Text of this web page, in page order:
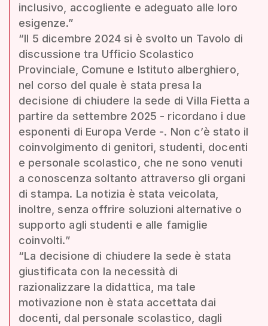
inclusivo, accogliente e adeguato alle loro
esigenze.”
“Il 5 dicembre 2024 si è svolto un Tavolo di
discussione tra Ufficio Scolastico
Provinciale, Comune e Istituto alberghiero,
nel corso del quale è stata presa la
decisione di chiudere la sede di Villa Fietta a
partire da settembre 2025 - ricordano i due
esponenti di Europa Verde -. Non c’è stato il
coinvolgimento di genitori, studenti, docenti
e personale scolastico, che ne sono venuti
a conoscenza soltanto attraverso gli organi
di stampa. La notizia è stata veicolata,
inoltre, senza offrire soluzioni alternative o
supporto agli studenti e alle famiglie
coinvolti.”
“La decisione di chiudere la sede è stata
giustificata con la necessità di
razionalizzare la didattica, ma tale
motivazione non è stata accettata dai
docenti, dal personale scolastico, dagli